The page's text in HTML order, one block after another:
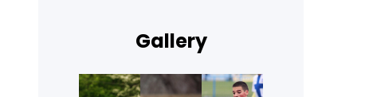
Gallery